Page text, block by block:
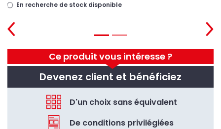
Ce produit vous intéresse ?
Devenez client et bénéficiez
D'un choix sans équivalent
De conditions privilégiées
En recherche de stock disponible